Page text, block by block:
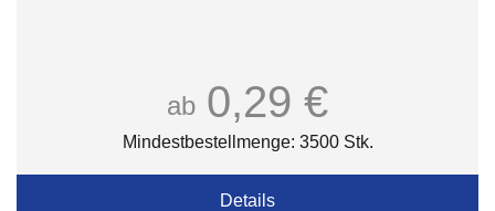
ab 0,29 €
Mindestbestellmenge: 3500 Stk.
Details